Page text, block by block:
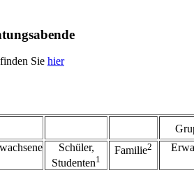
Sie hier
Schüler,
Studenten1
Familie2